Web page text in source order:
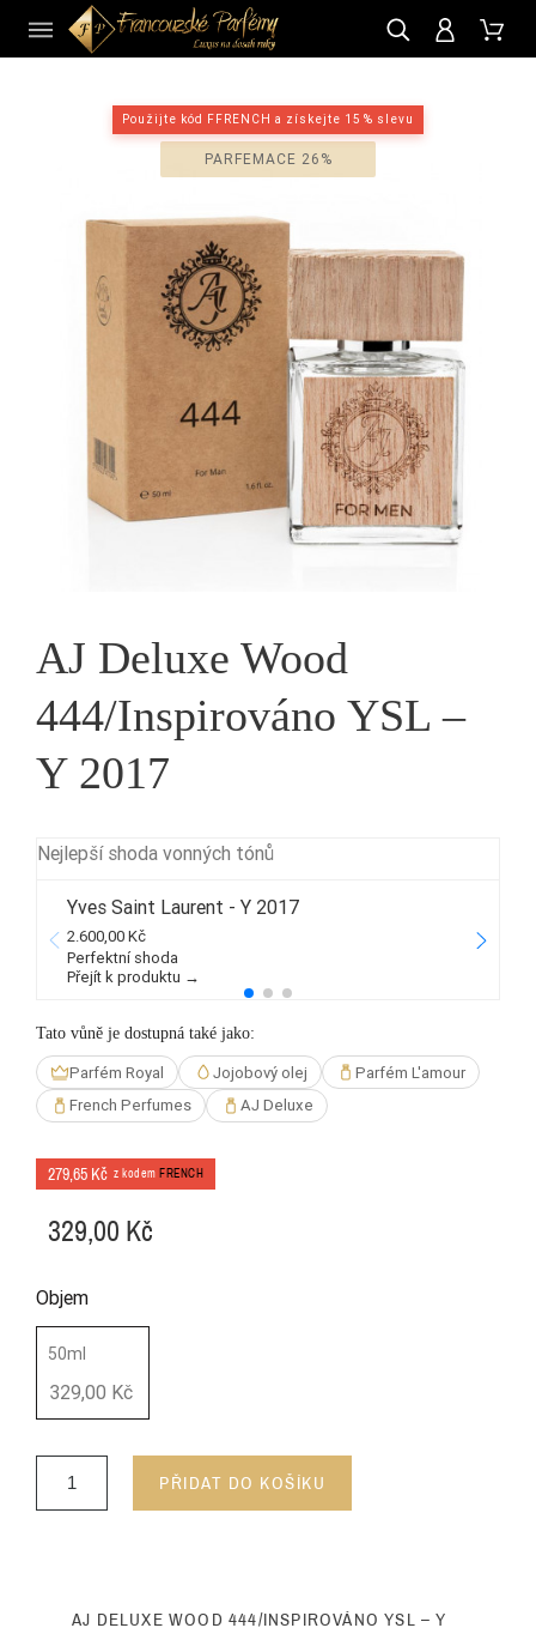
PARFEMACE 26%
Použijte kód FFRENCH a získejte 15 % slevu
AJ Deluxe Wood
444/Inspirováno YSL –
Y 2017
Nejlepší shoda vonných tónů
Yves Saint Laurent - Y 2017
2.600,00 Kč
Perfektní shoda
Přejít k produktu →
Tato vůně je dostupná také jako:
Parfém Royal Jojobový olej
Parfém L'amour
French Perfumes
AJ Deluxe
279,65 Kč z kodem FRENCH
329,00 Kč
Objem
50ml
329,00 Kč
PŘIDAT DO KOŠÍKU
AJ DELUXE WOOD 444/INSPIROVÁNO YSL – Y
CZ